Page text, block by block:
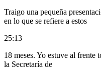
Traigo una pequeña
en lo que se refiere a estos
25:13
18 meses. Yo estuve al frente
la Secretaría de